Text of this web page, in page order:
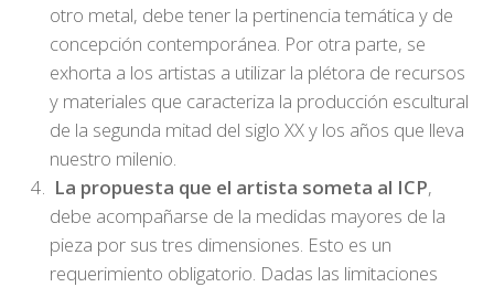
otro metal, debe tener la pertinencia temática y de
concepción contemporánea. Por otra parte, se
exhorta a los artistas a utilizar la plétora de recursos
y materiales que caracteriza la producción escultural
de la segunda mitad del siglo XX y los años que lleva
nuestro milenio.
La propuesta que el artista someta al ICP,
debe acompañarse de la medidas mayores de la
pieza por sus tres dimensiones. Esto es un
requerimiento obligatorio. Dadas las limitaciones